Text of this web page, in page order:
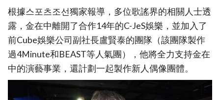
根據스포츠조선獨家報導，多位歌謠界的相關人士透
露，金在中離開了合作14年的C-JeS娛樂，並加入了
前Cube娛樂公司副社長盧賢泰的團隊（該團隊製作
過4Minute和BEAST等人氣團），他將全力支持金在
中的演藝事業，還計劃一起製作新人偶像團體。